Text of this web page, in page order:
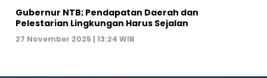
Gubernur NTB; Pendapatan Daerah dan
Pelestarian Lingkungan Harus Sejalan
27 November 2025 | 13:24 WIB